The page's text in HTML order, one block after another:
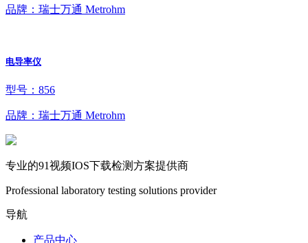
品牌：瑞士万通 Metrohm
电导率仪
型号：856
品牌：瑞士万通 Metrohm
专业的91视频IOS下载检测方案提供商
Professional laboratory testing solutions provider
导航
产品中心